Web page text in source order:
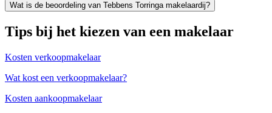
Wat is de beoordeling van Tebbens Torringa makelaardij?
Tips bij het kiezen van een makelaar
Kosten verkoopmakelaar
Wat kost een verkoopmakelaar?
Kosten aankoopmakelaar